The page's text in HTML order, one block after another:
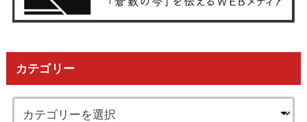
カテゴリー